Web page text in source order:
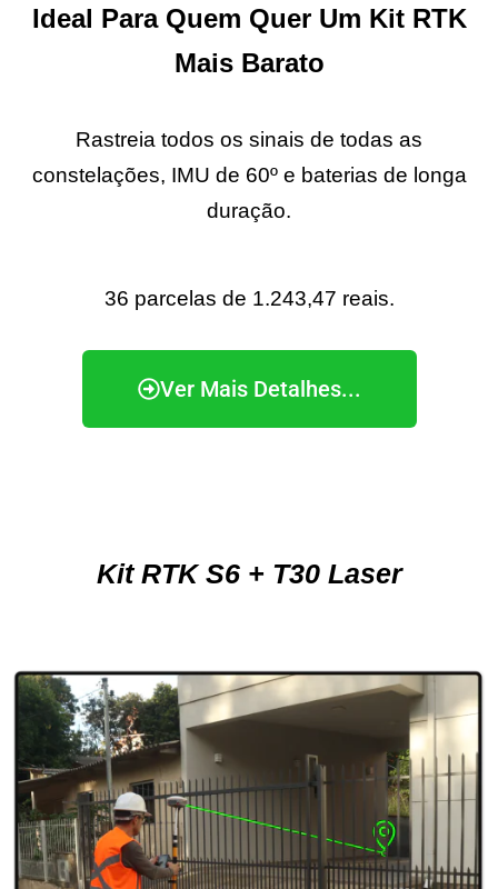
Ideal Para Quem Quer Um Kit RTK
Mais Barato
Rastreia todos os sinais de todas as
constelações, IMU de 60º e baterias de longa
duração.
36 parcelas de 1.243,47 reais.
Ver Mais Detalhes...
Kit RTK S6 + T30 Laser